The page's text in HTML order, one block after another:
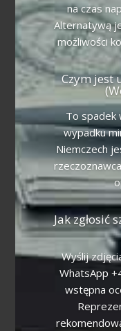
na czas
Alternatywą
możliwości
Czym jest
To spadek
wypadku
Niemczech
Jak zgłosić
Wyślij
WhatsApp
wstępna